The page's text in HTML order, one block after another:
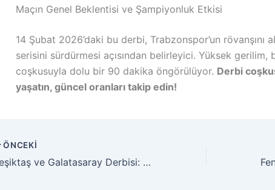
Maçın Genel Beklentisi ve Şampiyonluk Etkisi
14 Şubat 2026’daki bu derbi, Trabzonspor’un rövanşını
serisini sürdürmesi açısından belirleyici. Yüksek
coşkusuyla dolu bir 90 dakika öngörülüyor. Derbi
yaşatın, güncel oranları takip edin!
ÖNCEKI
Beşiktaş ve Galatasaray Derbisi: Sezonun Kadıncı Maçı